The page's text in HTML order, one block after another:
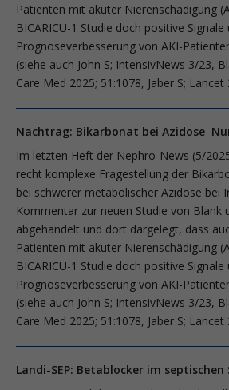
Patienten mit akuter Nierenschädigung
BICARICU-1 Studie doch positive Signale
Prognoseverbesserung von AKI-
(siehe auch John S; IntensivNews 3/23,
Care Med 2025; 51:1078, Jaber S; Lancet
Nachtrag: Bikarbonat bei Azidose
Im letzten Heft der Nephro-News (5/
recht komplexe Fragestellung der
bei schwerer metabolischer Azidose bei
Kommentar zur neuen Studie von Blank
abgehandelt und dort dargelegt, dass
Patienten mit akuter Nierenschädigung
BICARICU-1 Studie doch positive Signale
Prognoseverbesserung von AKI-
(siehe auch John S; IntensivNews 3/23,
Care Med 2025; 51:1078, Jaber S; Lancet
Landi-SEP: Betablocker im septischen